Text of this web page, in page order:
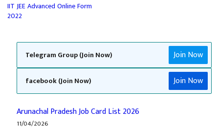
IIT JEE Advanced Online Form
2022
Telegram Group (Join Now) Join Now
facebook (Join Now) Join Now
Arunachal Pradesh Job Card List 2026
11/04/2026